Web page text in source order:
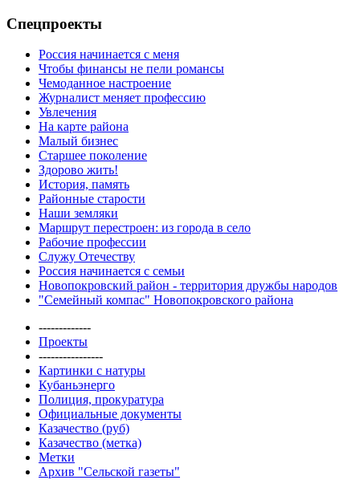
Спецпроекты
Россия начинается с меня
Чтобы финансы не пели романсы
Чемоданное настроение
Журналист меняет профессию
Увлечения
На карте района
Малый бизнес
Старшее поколение
Здорово жить!
История, память
Районные старости
Наши земляки
Маршрут перестроен: из города в село
Рабочие профессии
Служу Отечеству
Россия начинается с семьи
Новопокровский район - территория дружбы народов
"Семейный компас" Новопокровского района
-------------
Проекты
----------------
Картинки с натуры
Кубаньэнерго
Полиция, прокуратура
Официальные документы
Казачество (руб)
Казачество (метка)
Метки
Архив "Сельской газеты"